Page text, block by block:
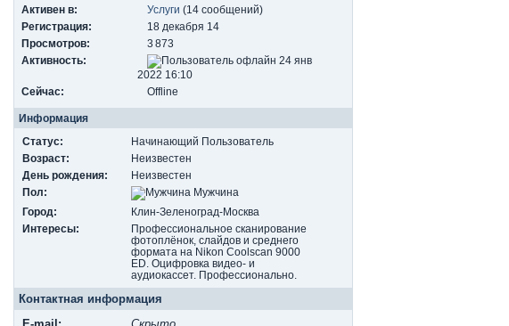
Активен в:
Услуги (14 сообщений)
Регистрация:
18 декабря 14
Просмотров:
3 873
Активность:
24 янв
2022 16:10
Сейчас:
Offline
Информация
Статус:
Начинающий Пользователь
Возраст:
Неизвестен
День рождения:
Неизвестен
Пол:
Мужчина
Город:
Клин-Зеленоград-Москва
Интересы:
Профессиональное сканирование
фотоплёнок, слайдов и среднего
формата на Nikon Coolscan 9000
ED. Оцифровка видео- и
аудиокассет. Профессионально.
Контактная информация